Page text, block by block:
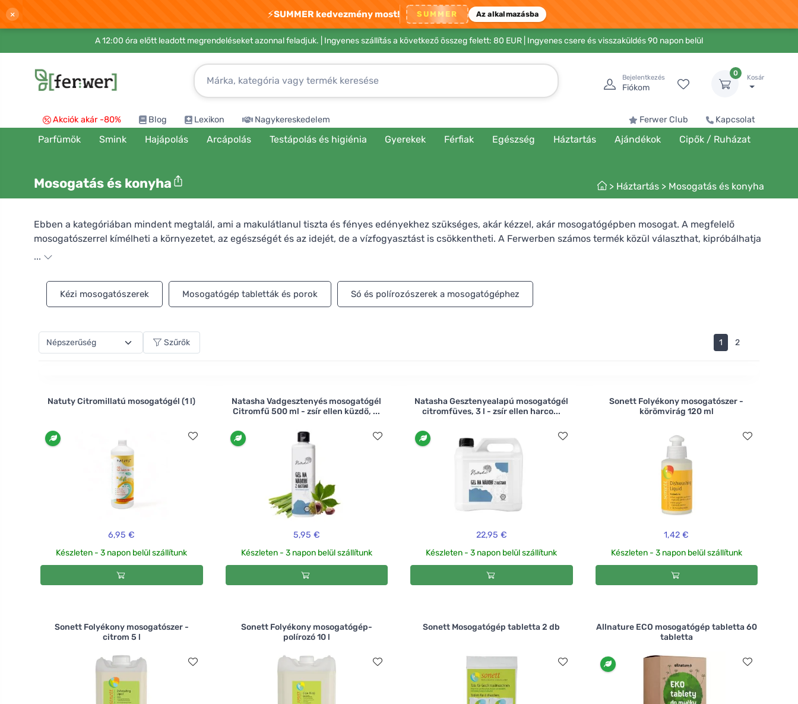
× ⚡SUMMER kedvezmény most! SUMMER Az alkalmazásba
A 12:00 óra előtt leadott megrendeléseket azonnal feladjuk. | Ingyenes szállítás a következő összeg felett: 80 EUR | Ingyenes csere és visszaküldés 90 napon belül
Bejelentkezés
Fiókom
0
Kosár
Akciók akár -80% Blog Lexikon Nagykereskedelem Ferwer Club Kapcsolat
Parfümök Smink Hajápolás Arcápolás Testápolás és higiénia Gyerekek Férfiak Egészség Háztartás Ajándékok Cipők / Ruházat
> Háztartás > Mosogatás és konyha
Mosogatás és konyha
Ebben a kategóriában mindent megtalál, ami a makulátlanul tiszta és fényes edényekhez szükséges, akár kézzel, akár mosogatógépben mosogat. A megfelelő
mosogatószerrel kímélheti a környezetet, az egészségét és az idejét, de a vízfogyasztást is csökkentheti. A Ferwerben számos termék közül választhat, kipróbálhatja
a különböző illatokat és kiszereléseket. Léteznek kézi mosogatógélek, valamint tabletták, sók és mosogatóporok.
...
Kézi mosogatószerek Mosogatógép tabletták és porok Só és polírozószerek a mosogatógéphez
Szűrők 1 2
Natuty Citromillatú mosogatógél (1 l)
6,95 €
Készleten - 3 napon belül szállítunk
Natasha Vadgesztenyés mosogatógél
Citromfű 500 ml - zsír ellen küzdő, ...
5,95 €
Készleten - 3 napon belül szállítunk
Natasha Gesztenyealapú mosogatógél
citromfüves, 3 l - zsír ellen harco...
22,95 €
Készleten - 3 napon belül szállítunk
Sonett Folyékony mosogatószer -
körömvirág 120 ml
1,42 €
Készleten - 3 napon belül szállítunk
Sonett Folyékony mosogatószer -
citrom 5 l
Sonett Folyékony mosogatógép-
polírozó 10 l
Sonett Mosogatógép tabletta 2 db
Allnature ECO mosogatógép tabletta 60
tabletta